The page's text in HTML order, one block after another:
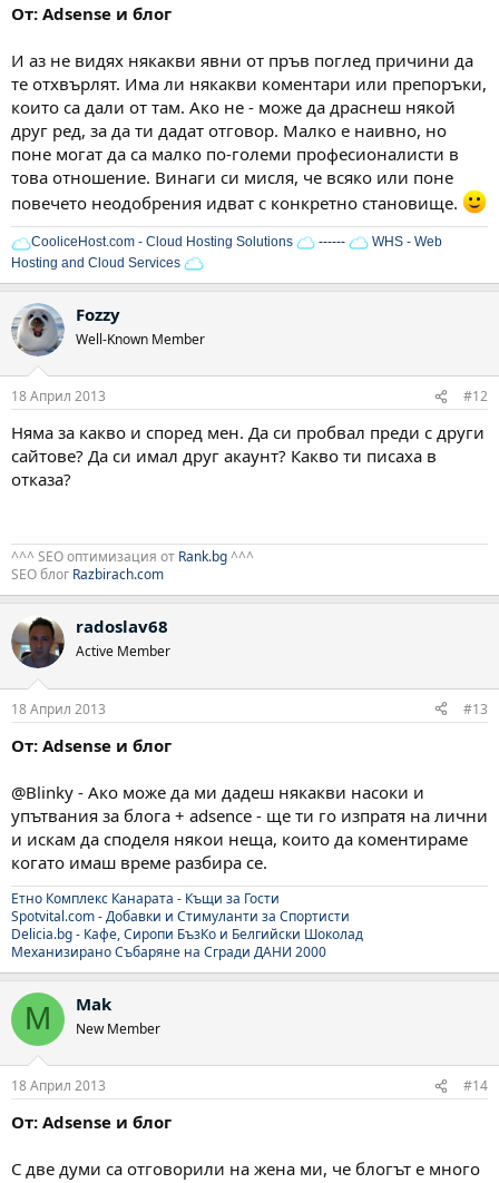
От: Adsense и блог
И аз не видях някакви явни от пръв поглед причини да
те отхвърлят. Има ли някакви коментари или препоръки,
които са дали от там. Ако не - може да драснеш някой
друг ред, за да ти дадат отговор. Малко е наивно, но
поне могат да са малко по-големи професионалисти в
това отношение. Винаги си мисля, че всяко или поне
повечето неодобрения идват с конкретно становище.
CooliceHost.com - Cloud Hosting Solutions ------
WHS - Web
Hosting and Cloud Services
Fozzy
Well-Known Member
18 Април 2013 #12
Няма за какво и според мен. Да си пробвал преди с други
сайтове? Да си имал друг акаунт? Какво ти писаха в
отказа?
^^^ SEO оптимизация от Rank.bg^^^
SEO блог Razbirach.com
radoslav68
Active Member
18 Април 2013 #13
От: Adsense и блог
@Blinky - Ако може да ми дадеш някакви насоки и
упътвания за блога + adsence - ще ти го изпратя на лични
и искам да споделя някои неща, които да коментираме
когато имаш време разбира се.
Етно Комплекс Канарата - Къщи за Гости
Spotvital.com - Добавки и Стимуланти за Спортисти
Delicia.bg - Кафе, Сиропи БъзКо и Белгийски Шоколад
Механизирано Събаряне на Сгради ДАНИ 2000
M Mak
New Member
18 Април 2013 #14
От: Adsense и блог
С две думи са отговорили на жена ми, че блогът е много